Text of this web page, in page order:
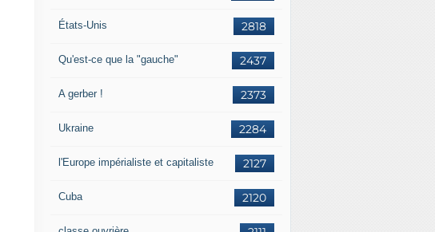
2818
États-Unis
2437
Qu'est-ce que la "gauche"
2373
A gerber !
2284
Ukraine
2127
l'Europe impérialiste et capitaliste
2120
Cuba